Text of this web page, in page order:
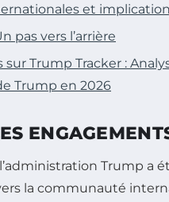
et
pas vers l’arrière
sur Trump Tracker :
Trump en 2026
Trump a
la communauté